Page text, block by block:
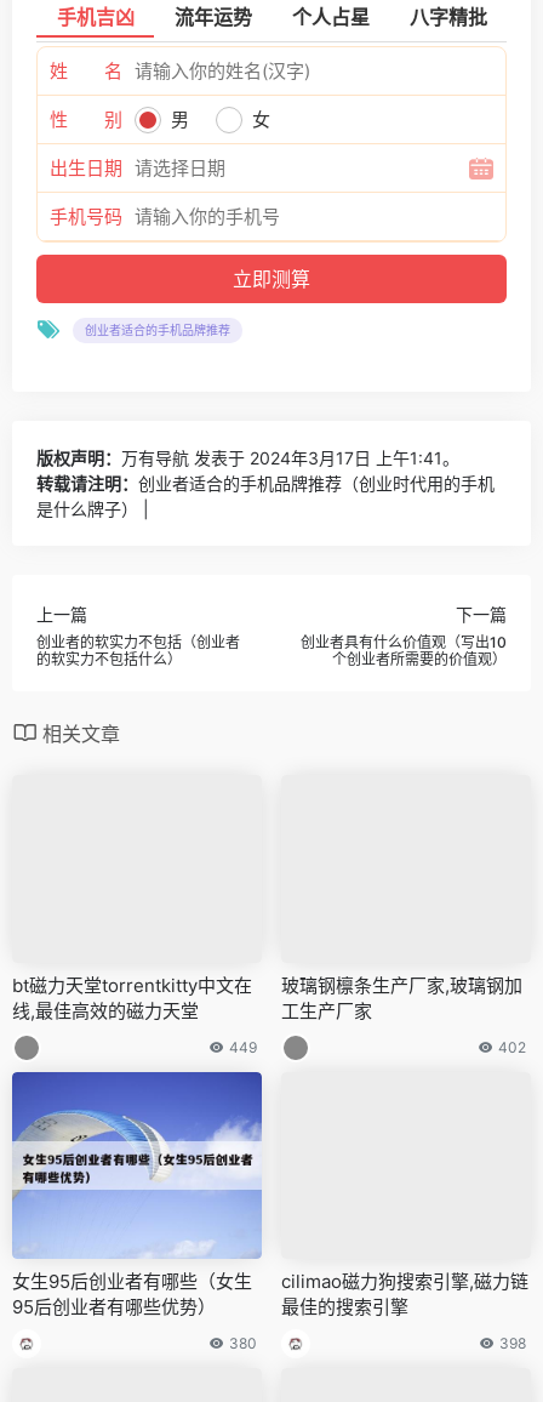
手机吉凶 流年运势 个人占星 八字精批
姓 名
性 别 男 女
出生日期
手机号码
创业者适合的手机品牌推荐
版权声明： 万有导航 发表于 2024年3月17日 上午1:41。
转载请注明： 创业者适合的手机品牌推荐（创业时代用的手机
是什么牌子） |
上一篇
创业者的软实力不包括（创业者
的软实力不包括什么）
下一篇
创业者具有什么价值观（写出10
个创业者所需要的价值观）
相关文章
bt磁力天堂torrentkitty中文在
线,最佳高效的磁力天堂
449
玻璃钢檩条生产厂家,玻璃钢加
工生产厂家
402
女生95后创业者有哪些（女生
95后创业者有哪些优势）
380
cilimao磁力狗搜索引擎,磁力链
最佳的搜索引擎
398